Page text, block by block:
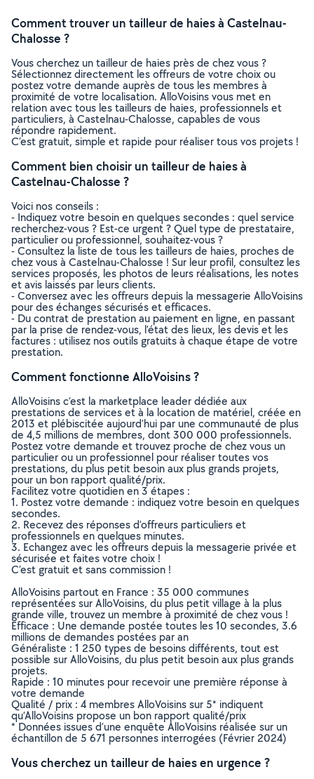
Comment trouver un tailleur de haies à Castelnau-
Chalosse ?
Vous cherchez un tailleur de haies près de chez vous ?
Sélectionnez directement les offreurs de votre choix ou
postez votre demande auprès de tous les membres à
proximité de votre localisation. AlloVoisins vous met en
relation avec tous les tailleurs de haies, professionnels et
particuliers, à Castelnau-Chalosse, capables de vous
répondre rapidement.
C’est gratuit, simple et rapide pour réaliser tous vos projets !
Comment bien choisir un tailleur de haies à
Castelnau-Chalosse ?
Voici nos conseils :
- Indiquez votre besoin en quelques secondes : quel service
recherchez-vous ? Est-ce urgent ? Quel type de prestataire,
particulier ou professionnel, souhaitez-vous ?
- Consultez la liste de tous les tailleurs de haies, proches de
chez vous à Castelnau-Chalosse ! Sur leur profil, consultez les
services proposés, les photos de leurs réalisations, les notes
et avis laissés par leurs clients.
- Conversez avec les offreurs depuis la messagerie AlloVoisins
pour des échanges sécurisés et efficaces.
- Du contrat de prestation au paiement en ligne, en passant
par la prise de rendez-vous, l’état des lieux, les devis et les
factures : utilisez nos outils gratuits à chaque étape de votre
prestation.
Comment fonctionne AlloVoisins ?
AlloVoisins c’est la marketplace leader dédiée aux
prestations de services et à la location de matériel, créée en
2013 et plébiscitée aujourd’hui par une communauté de plus
de 4,5 millions de membres, dont 300 000 professionnels.
Postez votre demande et trouvez proche de chez vous un
particulier ou un professionnel pour réaliser toutes vos
prestations, du plus petit besoin aux plus grands projets,
pour un bon rapport qualité/prix.
Facilitez votre quotidien en 3 étapes :
1. Postez votre demande : indiquez votre besoin en quelques
secondes.
2. Recevez des réponses d’offreurs particuliers et
professionnels en quelques minutes.
3. Echangez avec les offreurs depuis la messagerie privée et
sécurisée et faites votre choix !
C’est gratuit et sans commission !
AlloVoisins partout en France : 35 000 communes
représentées sur AlloVoisins, du plus petit village à la plus
grande ville, trouvez un membre à proximité de chez vous !
Efficace : Une demande postée toutes les 10 secondes, 3.6
millions de demandes postées par an
Généraliste : 1 250 types de besoins différents, tout est
possible sur AlloVoisins, du plus petit besoin aux plus grands
projets.
Rapide : 10 minutes pour recevoir une première réponse à
votre demande
Qualité / prix : 4 membres AlloVoisins sur 5* indiquent
qu’AlloVoisins propose un bon rapport qualité/prix
* Données issues d’une enquête AlloVoisins réalisée sur un
échantillon de 5 671 personnes interrogées (Février 2024)
Vous cherchez un tailleur de haies en urgence ?